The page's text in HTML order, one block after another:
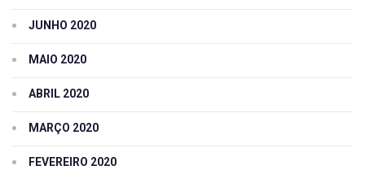
JUNHO 2020
MAIO 2020
ABRIL 2020
MARÇO 2020
FEVEREIRO 2020